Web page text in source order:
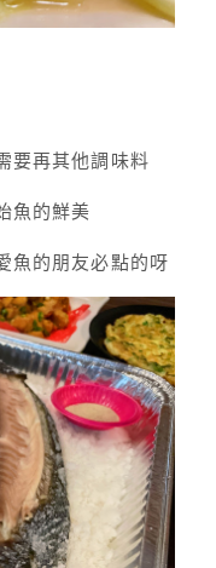
要再其他調味料
魚的鮮美
魚的朋友必點的呀